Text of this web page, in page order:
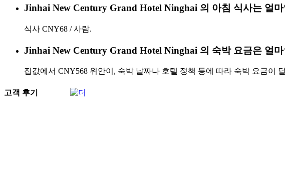
Jinhai New Century Grand Hotel Ninghai 의 아침 식사는 얼
식사 CNY68 / 사람.
Jinhai New Century Grand Hotel Ninghai 의 숙박 요금은 얼
집값에서 CNY568 위안이, 숙박 날짜나 호텔 정책 등에 따라 숙박 요금이
고객 후기